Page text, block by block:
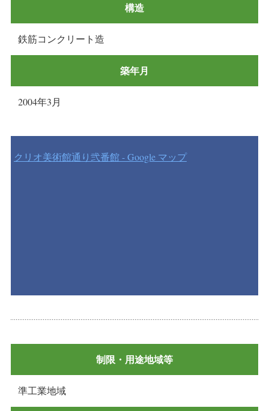
構造
鉄筋コンクリート造
築年月
2004年3月
クリオ美術館通り弐番館 - Google マップ
制限・用途地域等
準工業地域